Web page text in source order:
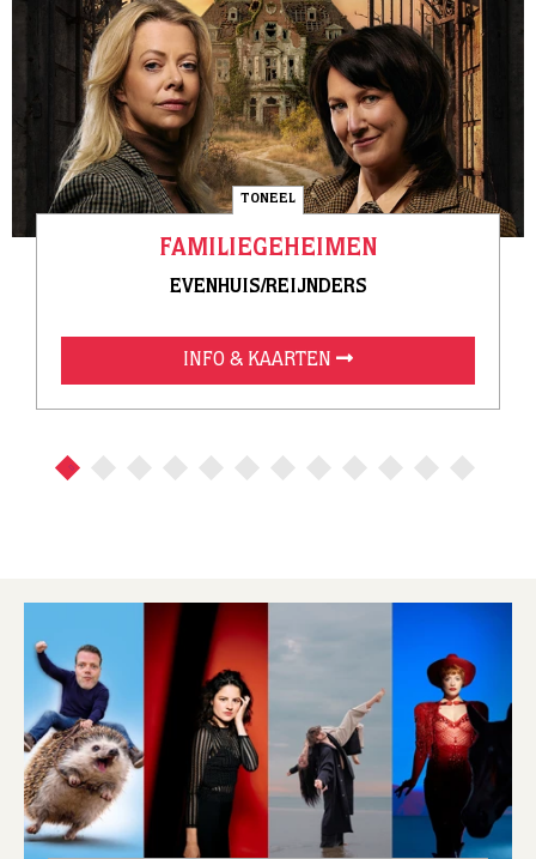
TONEEL
FAMILIEGEHEIMEN
EVENHUIS/REIJNDERS
INFO & KAARTEN